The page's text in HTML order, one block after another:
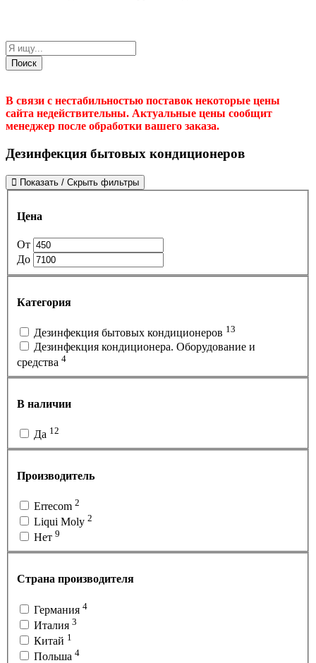
Поиск
В связи с нестабильностью поставок некоторые цены
сайта недействительны. Актуальные цены сообщит
менеджер после обработки вашего заказа.
Дезинфекция бытовых кондиционеров
Показать / Скрыть фильтры
Цена
От
До
Категория
Дезинфекция бытовых кондиционеров 13
Дезинфекция кондиционера. Оборудование и
средства 4
В наличии
Да 12
Производитель
Errecom 2
Liqui Moly 2
Нет 9
Страна производителя
Германия 4
Италия 3
Китай 1
Польша 4